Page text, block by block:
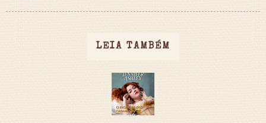
LEIA TAMBÉM